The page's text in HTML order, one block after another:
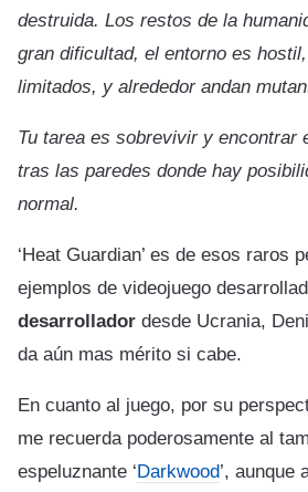
destruida. Los restos de la
gran dificultad, el entorno es
limitados, y alrededor andan
Tu tarea es sobrevivir y encontrar
tras las paredes donde hay
normal.
‘Heat Guardian’ es de esos raros
ejemplos de videojuego
desarrollador desde Ucrania,
da aún mas mérito si cabe.
En cuanto al juego, por su
me recuerda poderosamente al
espeluznante ‘Darkwood’, aunque